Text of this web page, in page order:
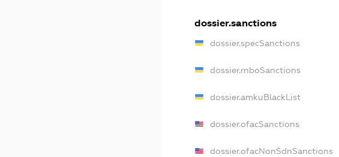
dossier.sanctions
dossier.specSanctions
dossier.rnboSanctions
dossier.amkuBlackList
dossier.ofacSanctions
dossier.ofacNonSdnSanctions